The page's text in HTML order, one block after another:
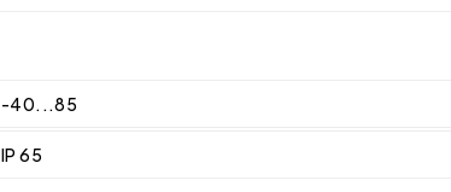
-40...85
IP 65